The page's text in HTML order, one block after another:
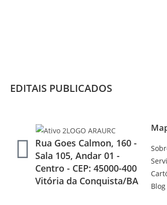
EDITAIS PUBLICADOS
Rua Goes Calmon, 160 -
Sala 105, Andar 01 -
Centro - CEP: 45000-400
Vitória da Conquista/BA
Blog